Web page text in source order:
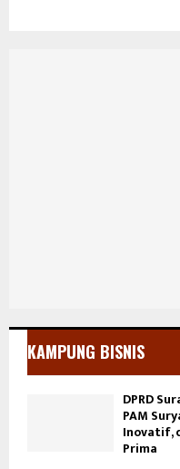
KAMPUNG BISNIS
DPRD
PAM
Inovatif,
Prima